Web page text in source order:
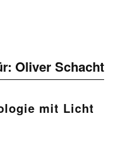
Oliver Schacht
mit Licht